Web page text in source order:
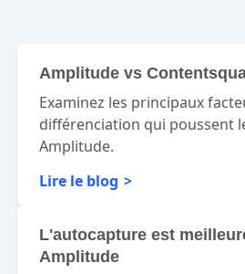
Amplitude vs
Examinez les principaux
différenciation qui poussent
Amplitude.
Lire le blog
L'autocapture est
Amplitude